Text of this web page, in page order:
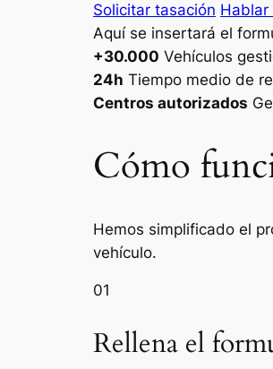
Solicitar tasación Hablar
Aquí se insertará el
+30.000 Vehículos
24h Tiempo medio de
Centros autorizados
Cómo
Hemos simplificado el
vehículo.
01
Rellena el